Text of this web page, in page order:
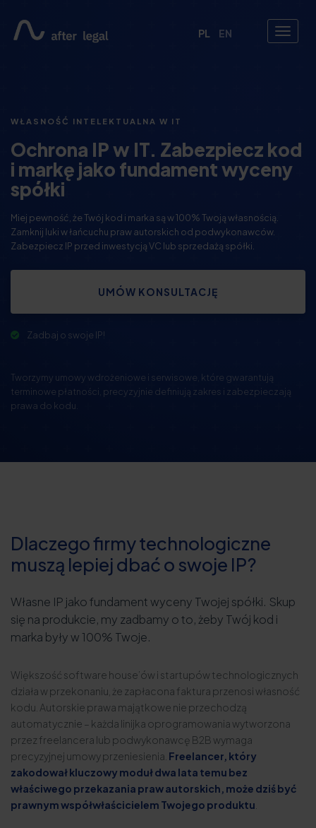
PL EN
WŁASNOŚĆ INTELEKTUALNA W IT
Ochrona IP w IT. Zabezpiecz kod
i markę jako fundament wyceny
spółki
Miej pewność, że Twój kod i marka są w 100% Twoją własnością.
Zamknij luki w łańcuchu praw autorskich od podwykonawców.
Zabezpiecz IP przed inwestycją VC lub sprzedażą spółki.
UMÓW KONSULTACJĘ
Zadbaj o swoje IP!
Tworzymy umowy wdrożeniowe i serwisowe, które gwarantują
terminowe płatności, precyzyjnie definiują zakres i zabezpieczają
prawa do kodu.
Dlaczego firmy technologiczne
muszą lepiej dbać o swoje IP?
Własne IP jako fundament wyceny Twojej spółki. Skup
się na produkcie, my zadbamy o to, żeby Twój kod i
marka były w 100% Twoje.
Większość software house’ów i startupów technologicznych
działa w przekonaniu, że zapłacona faktura przenosi własność
kodu. Autorskie prawa majątkowe nie przechodzą
automatycznie – każda linijka oprogramowania wytworzona
przez freelancera lub podwykonawcę B2B wymaga
precyzyjnej umowy przeniesienia. Freelancer, który
zakodował kluczowy moduł dwa lata temu bez
właściwego przekazania praw autorskich, może dziś być
prawnym współwłaścicielem Twojego produktu